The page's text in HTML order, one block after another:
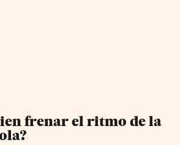
frenar el ritmo de la